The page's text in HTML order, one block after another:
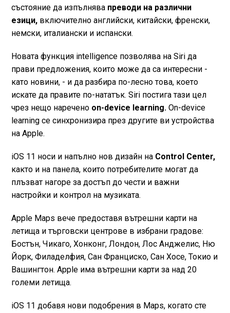
състояние да изпълнява преводи на различни
езици,включително английски, китайски, френски,
немски, италиански и испански.
Новата функция intelligence позволява на Siri да
прави предложения, които може да са интересни -
като новини, - и да разбира по-лесно това, което
искате да правите по-нататък. Siri постига тази цел
чрез нещо наречено on-device learning.On-device
learning се синхронизира през другите ви устройства
на Apple.
iOS 11 носи и напълно нов дизайн на Control Center,
както и на панела, които потребителите могат да
плъзват нагоре за достъп до чести и важни
настройки и контрол на музиката.
Apple Maps вече предоставя вътрешни карти на
летища и търговски центрове в избрани градове:
Бостън, Чикаго, Хонконг, Лондон, Лос Анджелис, Ню
Йорк, Филаделфия, Сан Франциско, Сан Хосе, Токио и
Вашингтон. Apple има вътрешни карти за над 20
големи летища.
iOS 11 добавя нови подобрения в Maps, когато сте